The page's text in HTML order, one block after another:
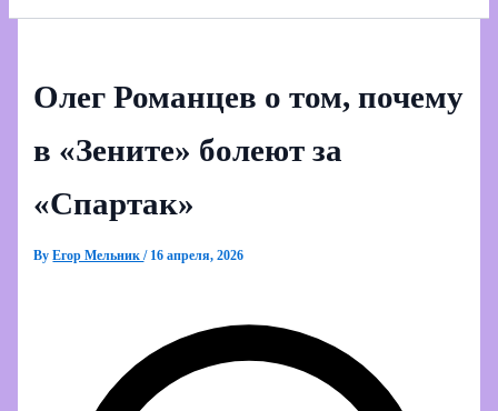
Олег Романцев о том, почему
в «Зените» болеют за
«Спартак»
ByЕгор Мельник/ 16 апреля, 2026